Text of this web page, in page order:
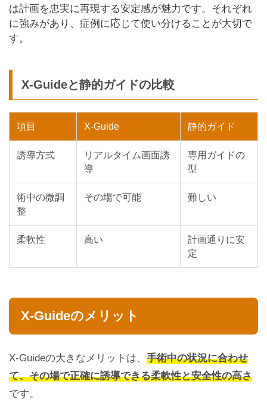
は計画を忠実に再現する安定感が魅力です。それぞれ
に強みがあり、症例に応じて使い分けることが大切で
す。
X-Guideと静的ガイドの比較
項目 X-Guide 静的ガイド
誘導方式
リアルタイム画面誘
導
専用ガイドの
型
術中の微調
整
その場で可能 難しい
柔軟性 高い
計画通りに安
定
X-Guideのメリット
X-Guideの大きなメリットは、 手術中の状況に合わせ
て、その場で正確に誘導できる柔軟性と安全性の高さ
です。